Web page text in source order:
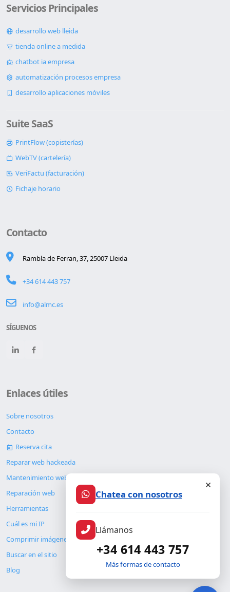
Servicios Principales
desarrollo web lleida
tienda online a medida
chatbot ia empresa
automatización procesos empresa
desarrollo aplicaciones móviles
Suite SaaS
PrintFlow (copisterías)
WebTV (cartelería)
VeriFactu (facturación)
Fichaje horario
Contacto
Rambla de Ferran, 37, 25007 Lleida
+34 614 443 757
info@almc.es
SÍGUENOS
Enlaces útiles
Sobre nosotros
Contacto
Reserva cita
Reparar web hackeada
Mantenimiento web
Reparación web
Herramientas
Cuál es mi IP
Comprimir imágenes
Buscar en el sitio
Blog
Chatea con nosotros
Llámanos
+34 614 443 757
Más formas de contacto